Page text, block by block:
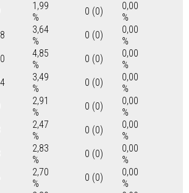
1,99
%
0 (0)
0,00
%
3,64
%
0 (0)
0,00
%
4,85
%
0 (0)
0,00
%
3,49
%
0 (0)
0,00
%
2,91
%
0 (0)
0,00
%
2,47
%
0 (0)
0,00
%
2,83
%
0 (0)
0,00
%
2,70
%
0 (0)
0,00
%